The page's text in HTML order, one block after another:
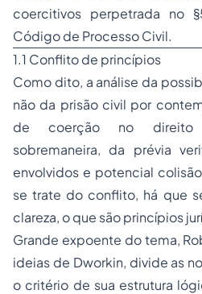
coercitivos perpetrada no
Código de Processo Civil.
1.1 Conflito de princípios
Como dito, a análise da
não da prisão civil por
de coerção no direito
sobremaneira, da prévia
envolvidos e potencial
se trate do conflito, há que
clareza, o que são princípios
Grande expoente do tema,
ideias de Dworkin, divide as
o critério de sua estrutura